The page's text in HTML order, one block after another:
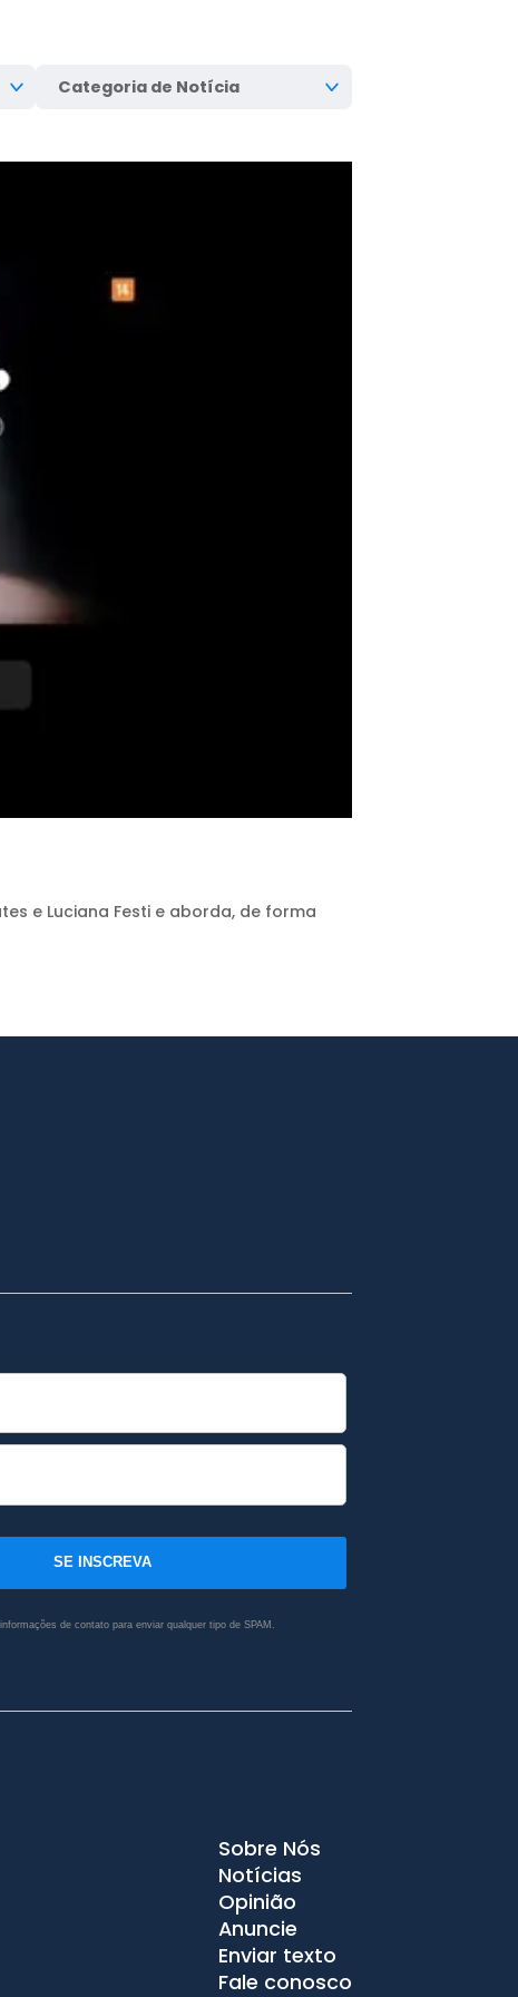
e Luciana Festi e aborda, de forma
SE INSCREVA
de contato para enviar qualquer tipo de SPAM.
Sobre Nós
Notícias
Opinião
Anuncie
Enviar texto
Fale conosco